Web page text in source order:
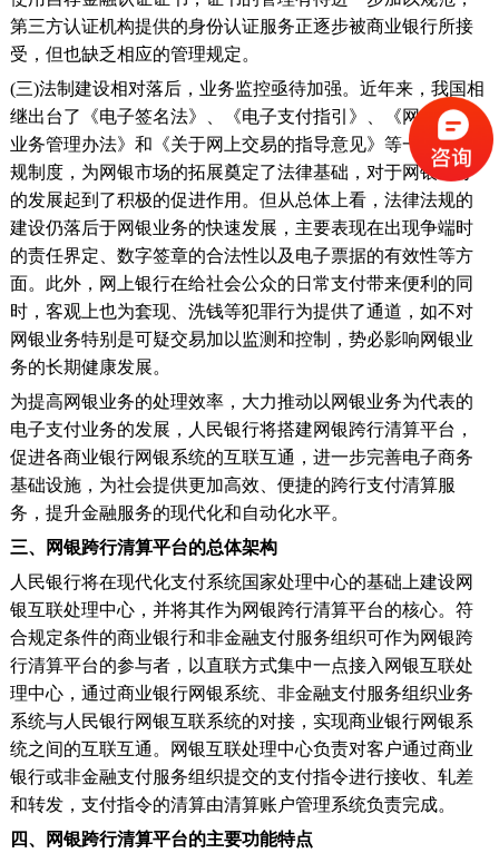
第三方认证机构提供的身份认证服务正逐步被商业银行所接
受，但也缺乏相应的管理规定。
(三)法制建设相对落后，业务监控亟待加强。近年来，我国相
继出台了《电子签名法》、《电子支付指引》、《网上银行
业务管理办法》和《关于网上交易的指导意见》等一系列法
规制度，为网银市场的拓展奠定了法律基础，对于网银业务
的发展起到了积极的促进作用。但从总体上看，法律法规的
建设仍落后于网银业务的快速发展，主要表现在出现争端时
的责任界定、数字签章的合法性以及电子票据的有效性等方
面。此外，网上银行在给社会公众的日常支付带来便利的同
时，客观上也为套现、洗钱等犯罪行为提供了通道，如不对
网银业务特别是可疑交易加以监测和控制，势必影响网银业
务的长期健康发展。
为提高网银业务的处理效率，大力推动以网银业务为代表的
电子支付业务的发展，人民银行将搭建网银跨行清算平台，
促进各商业银行网银系统的互联互通，进一步完善电子商务
基础设施，为社会提供更加高效、便捷的跨行支付清算服
务，提升金融服务的现代化和自动化水平。
三、网银跨行清算平台的总体架构
人民银行将在现代化支付系统国家处理中心的基础上建设网
银互联处理中心，并将其作为网银跨行清算平台的核心。符
合规定条件的商业银行和非金融支付服务组织可作为网银跨
行清算平台的参与者，以直联方式集中一点接入网银互联处
理中心，通过商业银行网银系统、非金融支付服务组织业务
系统与人民银行网银互联系统的对接，实现商业银行网银系
统之间的互联互通。网银互联处理中心负责对客户通过商业
银行或非金融支付服务组织提交的支付指令进行接收、轧差
和转发，支付指令的清算由清算账户管理系统负责完成。
四、网银跨行清算平台的主要功能特点